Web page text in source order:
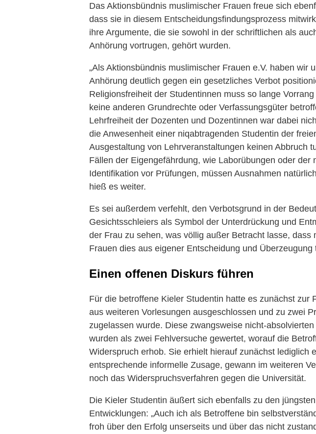
Das Aktionsbündnis muslimischer Frauen freue sich
dass sie in diesem Entscheidungsfindungsprozess
ihre Argumente, die sie sowohl in der schriftlichen als
Anhörung vortrugen, gehört wurden.
„Als Aktionsbündnis muslimischer Frauen e.V. haben wir
Anhörung deutlich gegen ein gesetzliches Verbot
Religionsfreiheit der Studentinnen muss so lange
keine anderen Grundrechte oder Verfassungsgüter
Lehrfreiheit der Dozenten und Dozentinnen war dabei
die Anwesenheit einer niqabtragenden Studentin der
Ausgestaltung von Lehrveranstaltungen keinen Abbruch
Fällen der Eigengefährdung, wie Laborübungen oder der
Identifikation vor Prüfungen, müssen Ausnahmen
hieß es weiter.
Es sei außerdem verfehlt, den Verbotsgrund in der
Gesichtsschleiers als Symbol der Unterdrückung und
der Frau zu sehen, was völlig außer Betracht lasse, dass
Frauen dies aus eigener Entscheidung und Überzeugung
Einen offenen Diskurs führen
Für die betroffene Kieler Studentin hatte es zunächst zur
aus weiteren Vorlesungen ausgeschlossen und zu zwei
zugelassen wurde. Diese zwangsweise nicht-
wurden als zwei Fehlversuche gewertet, worauf die
Widerspruch erhob. Sie erhielt hierauf zunächst lediglich
entsprechende informelle Zusage, gewann im weiteren
noch das Widerspruchsverfahren gegen die Universität.
Die Kieler Studentin äußert sich ebenfalls zu den jüngsten
Entwicklungen: „Auch ich als Betroffene bin
froh über den Erfolg unserseits und über das nicht